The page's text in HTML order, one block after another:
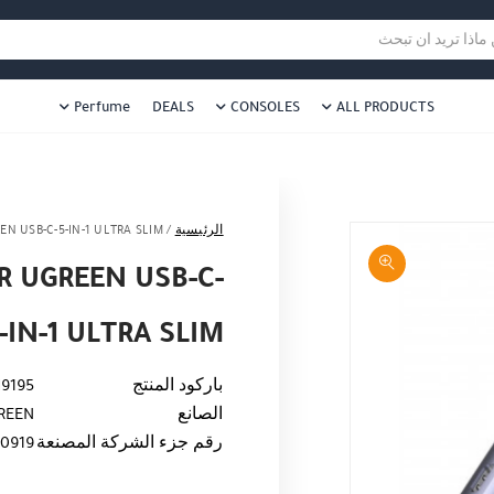
هل نزلت التطبيق ليصلك كل جديد ؟تريد ان تبحث
ALL PRODUCTS
CONSOLES
DEALS
Perfume
الرئيسية /
USB-C-5-IN-1 ULTRA SLIM
UGREEN USB-C-
1 ULTRA SLIM
باركود المنتج
الصانع
رقم جزء الشركة المصنعة